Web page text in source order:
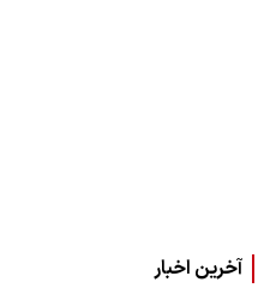
آخرین اخبار